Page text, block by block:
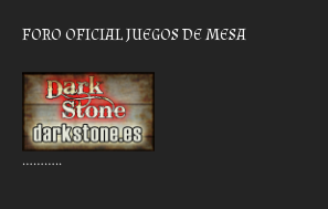
FORO OFICIAL JUEGOS DE MESA
………..